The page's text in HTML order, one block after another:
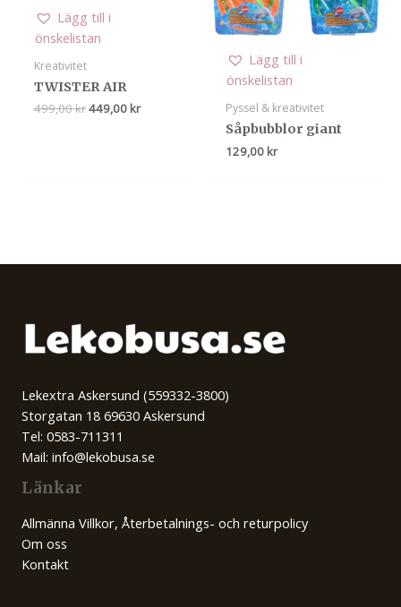
Lägg till i
önskelistan
Kreativitet
TWISTER AIR
499,00krDet
449,00 krDet
Lägg till i
önskelistan
Pyssel & kreativitet
Såpbubblor giant
129,00 kr
Lekextra Askersund (559332-3800)
Storgatan 18 69630 Askersund
Tel: 0583-711311
Mail: info@lekobusa.se
Länkar
Allmänna Villkor, Återbetalnings- och returpolicy
Om oss
Kontakt